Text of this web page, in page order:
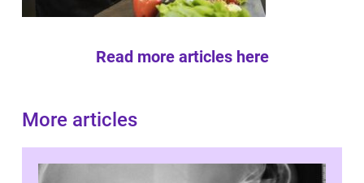
Read more articles here
More articles